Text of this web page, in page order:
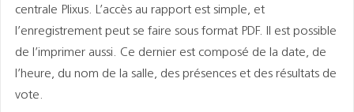
centrale Plixus. L’accès au rapport est simple, et
l’enregistrement peut se faire sous format PDF. Il est possible
de l’imprimer aussi. Ce dernier est composé de la date, de
l’heure, du nom de la salle, des présences et des résultats de
vote.